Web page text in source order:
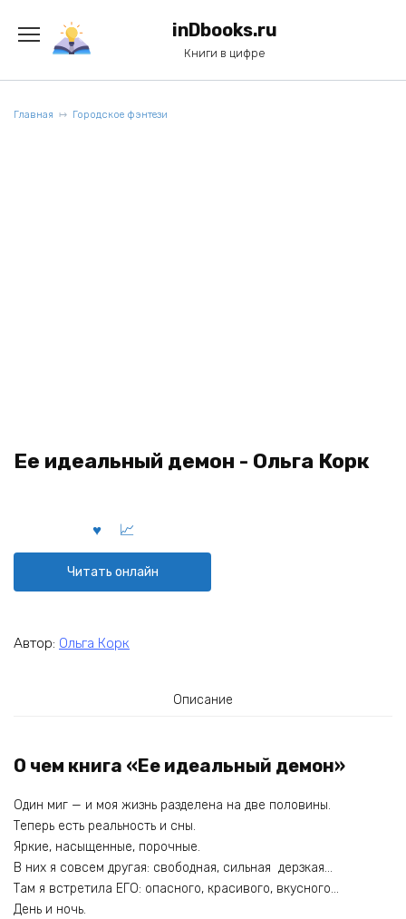
содержанию
inDbooks.ru
Книги в цифре
Главная Городское фэнтези
Ее идеальный демон - Ольга Корк
Читать онлайн
Автор: Ольга Корк
Описание
О чем книга «Ее идеальный демон»
Один миг — и моя жизнь разделена на две половины.
Теперь есть реальность и сны.
Яркие, насыщенные, порочные.
В них я совсем другая: свободная, сильная дерзкая…
Там я встретила ЕГО: опасного, красивого, вкусного…
День и ночь.